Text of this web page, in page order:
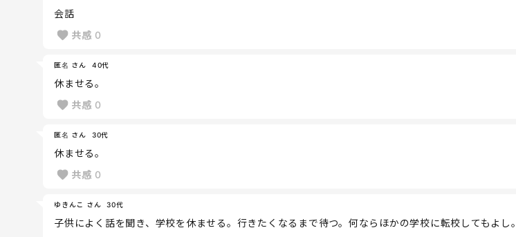
会話
共感 0
匿名 さん 40代
休ませる。
共感 0
匿名 さん 30代
休ませる。
共感 0
ゆきんこ さん 30代
子供によく話を聞き、学校を休ませる。行きたくなるまで待つ。何ならほかの学校に転校してもよし。